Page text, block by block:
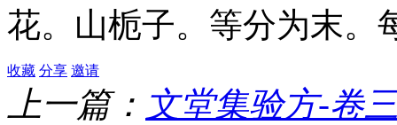
花。山栀子。等分为末。
收藏 分享 邀请
上一篇： 文堂集验方-卷